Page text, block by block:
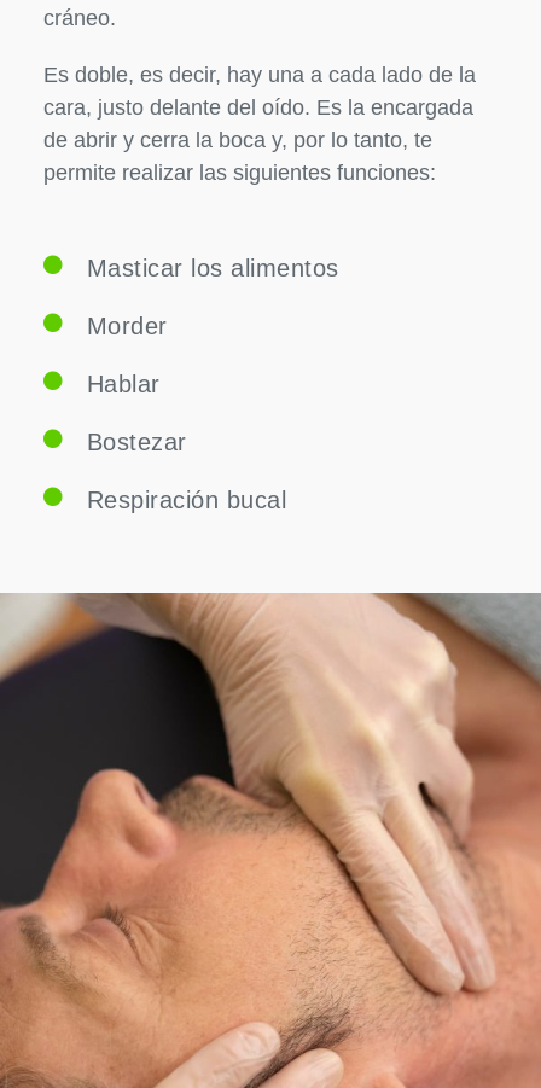
cráneo.
Es doble, es decir, hay una a cada lado de la
cara, justo delante del oído. Es la encargada
de abrir y cerra la boca y, por lo tanto, te
permite realizar las siguientes funciones:
Masticar los alimentos
Morder
Hablar
Bostezar
Respiración bucal